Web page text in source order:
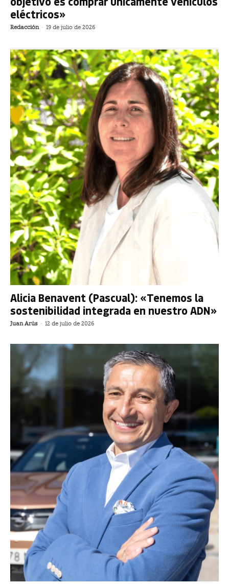
eléctricos»
Redacción - 19 de julio de 2026
Alicia Benavent (Pascual): «Tenemos la
sostenibilidad integrada en nuestro ADN»
Juan Arús - 12 de julio de 2026